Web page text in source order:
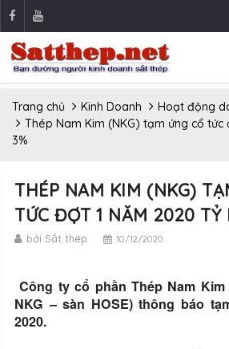
Trang chủ Kinh Doanh
Hoạt động
Thép Nam Kim (NKG) tạm ứng cổ tức
3%
THÉP NAM KIM (NKG)
TỨC ĐỢT 1 NĂM 2020 TỶ
bởi Sắt thép 10/12/2020
Công ty cổ phần Thép Nam
NKG – sàn HOSE) thông báo
2020.